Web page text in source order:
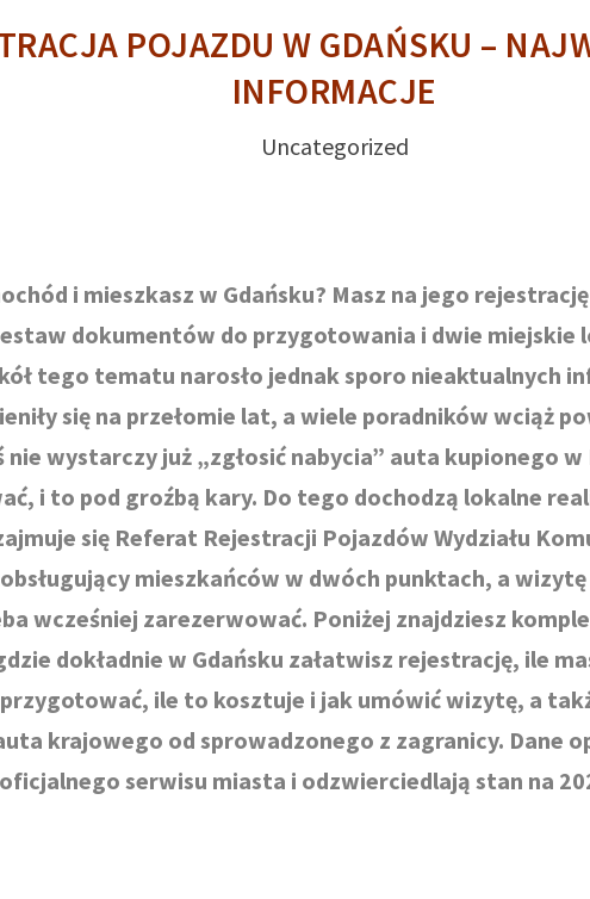
POJAZDU W GDAŃSKU –
INFORMACJE
Uncategorized
i mieszkasz w Gdańsku? Masz na jego
dokumentów do przygotowania i dwie miejskie
tego tematu narosło jednak sporo nieaktualnych
się na przełomie lat, a wiele poradników wciąż
nie wystarczy już „zgłosić nabycia” auta kupionego
i to pod groźbą kary. Do tego dochodzą lokalne
się Referat Rejestracji Pojazdów Wydziału
mieszkańców w dwóch punktach, a
wcześniej zarezerwować. Poniżej znajdziesz
dokładnie w Gdańsku załatwisz rejestrację, ile
ile to kosztuje i jak umówić wizytę, a
krajowego od sprowadzonego z zagranicy. Dane
serwisu miasta i odzwierciedlają stan na